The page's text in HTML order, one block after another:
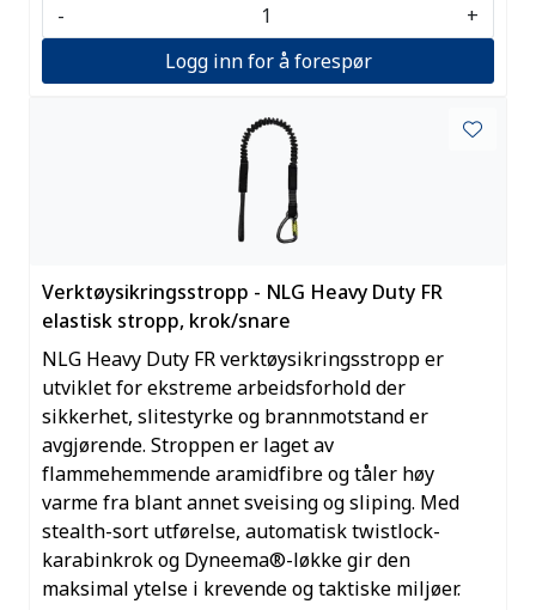
-
+
Logg inn for å forespør
Verktøysikringsstropp - NLG Heavy Duty FR
elastisk stropp, krok/snare
NLG Heavy Duty FR verktøysikringsstropp er
utviklet for ekstreme arbeidsforhold der
sikkerhet, slitestyrke og brannmotstand er
avgjørende. Stroppen er laget av
flammehemmende aramidfibre og tåler høy
varme fra blant annet sveising og sliping. Med
stealth-sort utførelse, automatisk twistlock-
karabinkrok og Dyneema®-løkke gir den
maksimal ytelse i krevende og taktiske miljøer.